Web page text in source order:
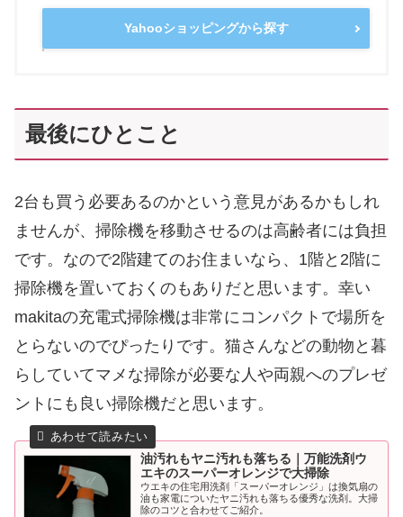
Yahooショッピングから探す
最後にひとこと
2台も買う必要あるのかという意見があるかもしれ
ませんが、掃除機を移動させるのは高齢者には負担
です。なので2階建てのお住まいなら、1階と2階に
掃除機を置いておくのもありだと思います。幸い
makitaの充電式掃除機は非常にコンパクトで場所を
とらないのでぴったりです。猫さんなどの動物と暮
らしていてマメな掃除が必要な人や両親へのプレゼ
ントにも良い掃除機だと思います。
油汚れもヤニ汚れも落ちる｜万能洗剤ウ
エキのスーパーオレンジで大掃除
ウエキの住宅用洗剤「スーパーオレンジ」は換気扇の
油も家電についたヤニ汚れも落ちる優秀な洗剤。大掃
除のコツと合わせてご紹介。